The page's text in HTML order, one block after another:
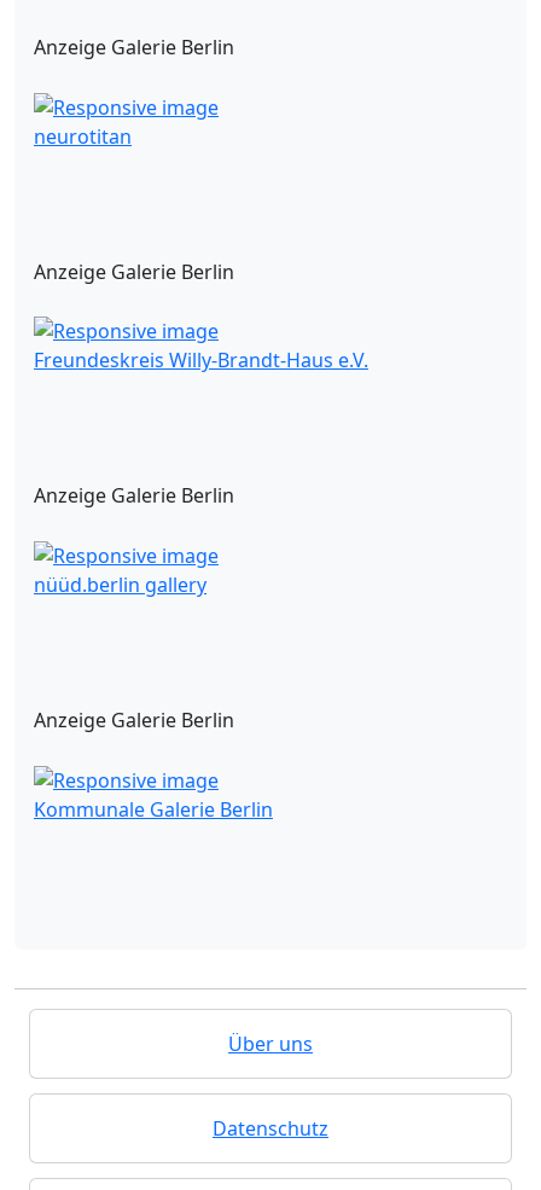
Anzeige Galerie Berlin
neurotitan
Anzeige Galerie Berlin
Freundeskreis Willy-Brandt-Haus e.V.
Anzeige Galerie Berlin
nüüd.berlin gallery
Anzeige Galerie Berlin
Kommunale Galerie Berlin
Über uns
Datenschutz